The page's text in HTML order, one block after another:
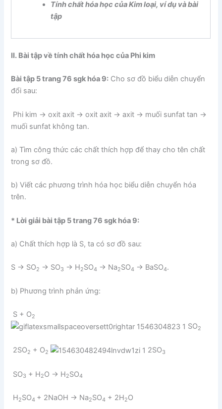
Tính chất hóa học của Kim loại, ví dụ và bài
tập
II. Bài tập về tính chất hóa học của Phi kim
Bài tập 5 trang 76 sgk hóa 9: Cho sơ đồ biểu diễn chuyển
đổi sau:
Phi kim → oxit axit → oxit axit → axit → muối sunfat tan →
muối sunfat không tan.
a) Tìm công thức các chất thích hợp để thay cho tên chất
trong sơ đồ.
b) Viết các phương trình hóa học biểu diễn chuyển hóa
trên.
* Lời giải bài tập 5 trang 76 sgk hóa 9:
a) Chất thích hợp là S, ta có sơ đồ sau:
S → SO2 → SO3 → H2SO4 → Na2SO4 → BaSO4.
b) Phương trình phản ứng:
S + O2
SO2
2SO2 + O2 2SO3
SO3 + H2O → H2SO4
H2SO4 + 2NaOH → Na2SO4 + 2H2O